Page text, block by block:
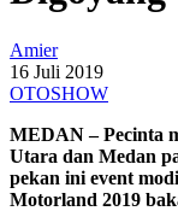
Amier
16 Juli 2019
OTOSHOW
MEDAN – Pecinta
Utara dan Medan
pekan ini event
Motorland 2019